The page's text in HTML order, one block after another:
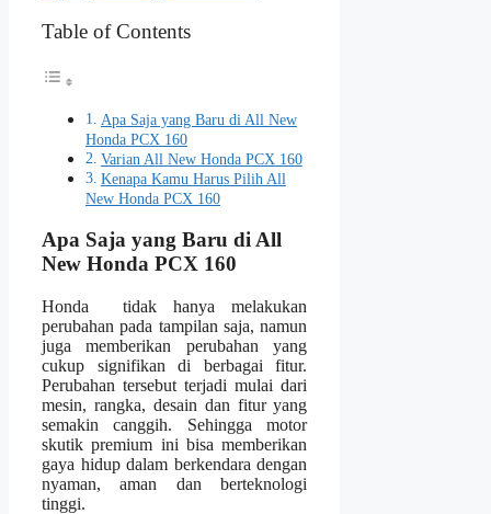
Table of Contents
Apa Saja yang Baru di All New
Honda PCX 160
Varian All New Honda PCX 160
Kenapa Kamu Harus Pilih All
New Honda PCX 160
Apa Saja yang Baru di All
New Honda PCX 160
Honda tidak hanya melakukan
perubahan pada tampilan saja, namun
juga memberikan perubahan yang
cukup signifikan di berbagai fitur.
Perubahan tersebut terjadi mulai dari
mesin, rangka, desain dan fitur yang
semakin canggih. Sehingga motor
skutik premium ini bisa memberikan
gaya hidup dalam berkendara dengan
nyaman, aman dan berteknologi
tinggi.